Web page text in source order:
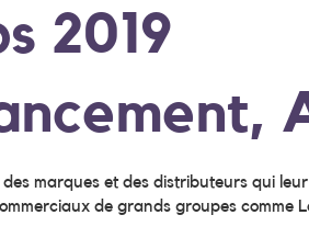
2019
marques et des distributeurs qui
de grands groupes comme